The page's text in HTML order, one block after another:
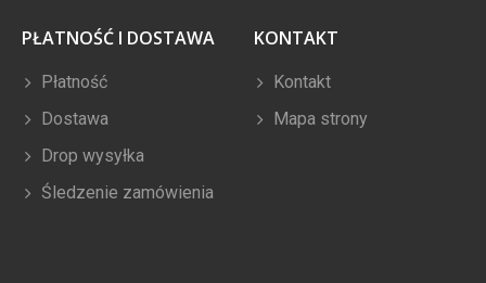
PŁATNOŚĆ I DOSTAWA
Płatność
Dostawa
Drop wysyłka
Śledzenie zamówienia
KONTAKT
Kontakt
Mapa strony